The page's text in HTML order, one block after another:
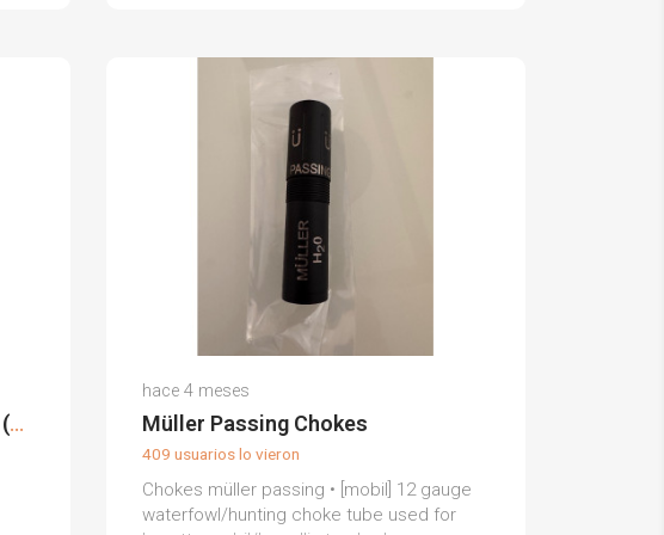
Porta Balas Artesanal de Cuero (Personalizable) (0)
hace 4 meses
Müller Passing Chokes
409 usuarios lo vieron
Chokes müller passing • [mobil] 12 gauge
waterfowl/hunting choke tube used for